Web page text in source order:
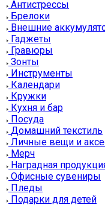
Антистрессы
Брелоки
Внешние
Гаджеты
Гравюры
Зонты
Инструменты
Календари
Кружки
Кухня и бар
Посуда
Домашний текстиль
Личные вещи и
Мерч
Наградная
Офисные сувениры
Пледы
Подарки для детей